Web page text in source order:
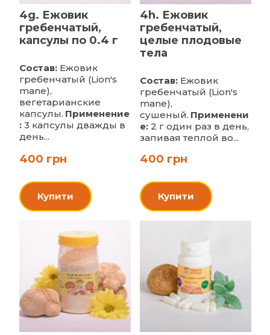
4g. Ежовик
гребенчатый,
капсулы по 0.4 г
Состав:Ежовик
гребенчатый (Lion's
mane),
вегетарианские
капсулы. Применение
:3 капсулы дважды в
день...
400 грн
Купити
4h. Ежовик
гребенчатый,
целые плодовые
тела
Состав: Ежовик
гребенчатый (Lion's
mane),
сушеный. Применени
е: 2 г один раз в день,
запивая теплой во...
400 грн
Купити